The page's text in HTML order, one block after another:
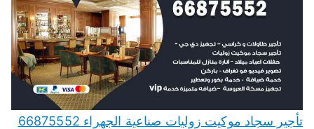
تأجير سجاد موكيت زوليات صناعية الجهراء 66875552